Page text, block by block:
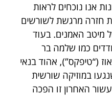
אנו נוכחים לראות
חזרה מרגשת לשורשים
מיטב האמנים. בעוד
כמו שלמה בר
(“טיפקס”), אהוד בנאי
במוזיקה שורשית
האחרון זו הפכה